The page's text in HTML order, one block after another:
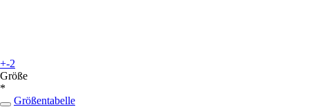
+-2
Größe
*
Größentabelle